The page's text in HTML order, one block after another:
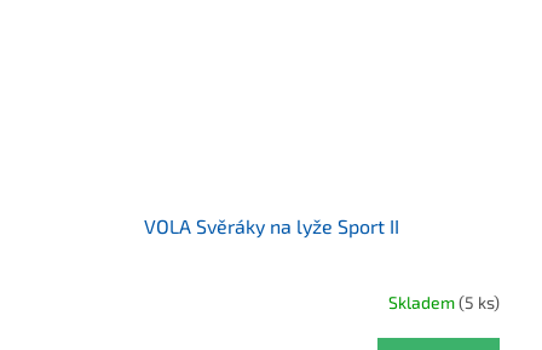
VOLA Svěráky na lyže Sport II
Skladem(5 ks)